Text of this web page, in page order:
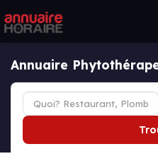
Annuaire